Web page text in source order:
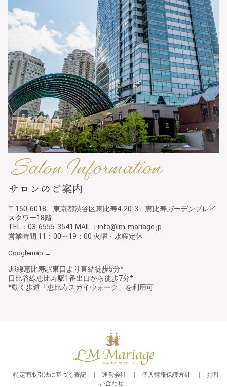
〒150-6018 東京都渋谷区恵比寿4-20-3 恵比寿ガーデンプレイ
スタワー18階
TEL：03-6555-3541 MAIL：info@lm-mariage.jp
営業時間 11：00～19：00 火曜・水曜定休
Googlemap →
JR線恵比寿駅東口より直結徒歩5分*
日比谷線恵比寿駅1番出口から徒歩7分*
*動く歩道「恵比寿スカイウォーク」を利用可
特定商取引法に基づく表記 運営会社 個人情報保護方針
お問
い合わせ